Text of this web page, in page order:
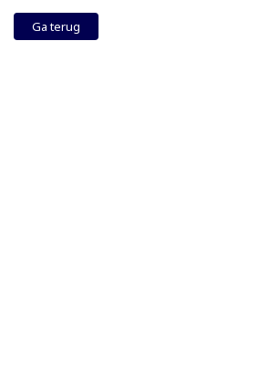
Ga terug